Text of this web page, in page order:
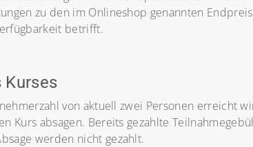
zu den im Onlineshop genannten
betrifft.
Kurses
von aktuell zwei Personen erreicht
Kurs absagen. Bereits gezahlte
werden nicht gezahlt.